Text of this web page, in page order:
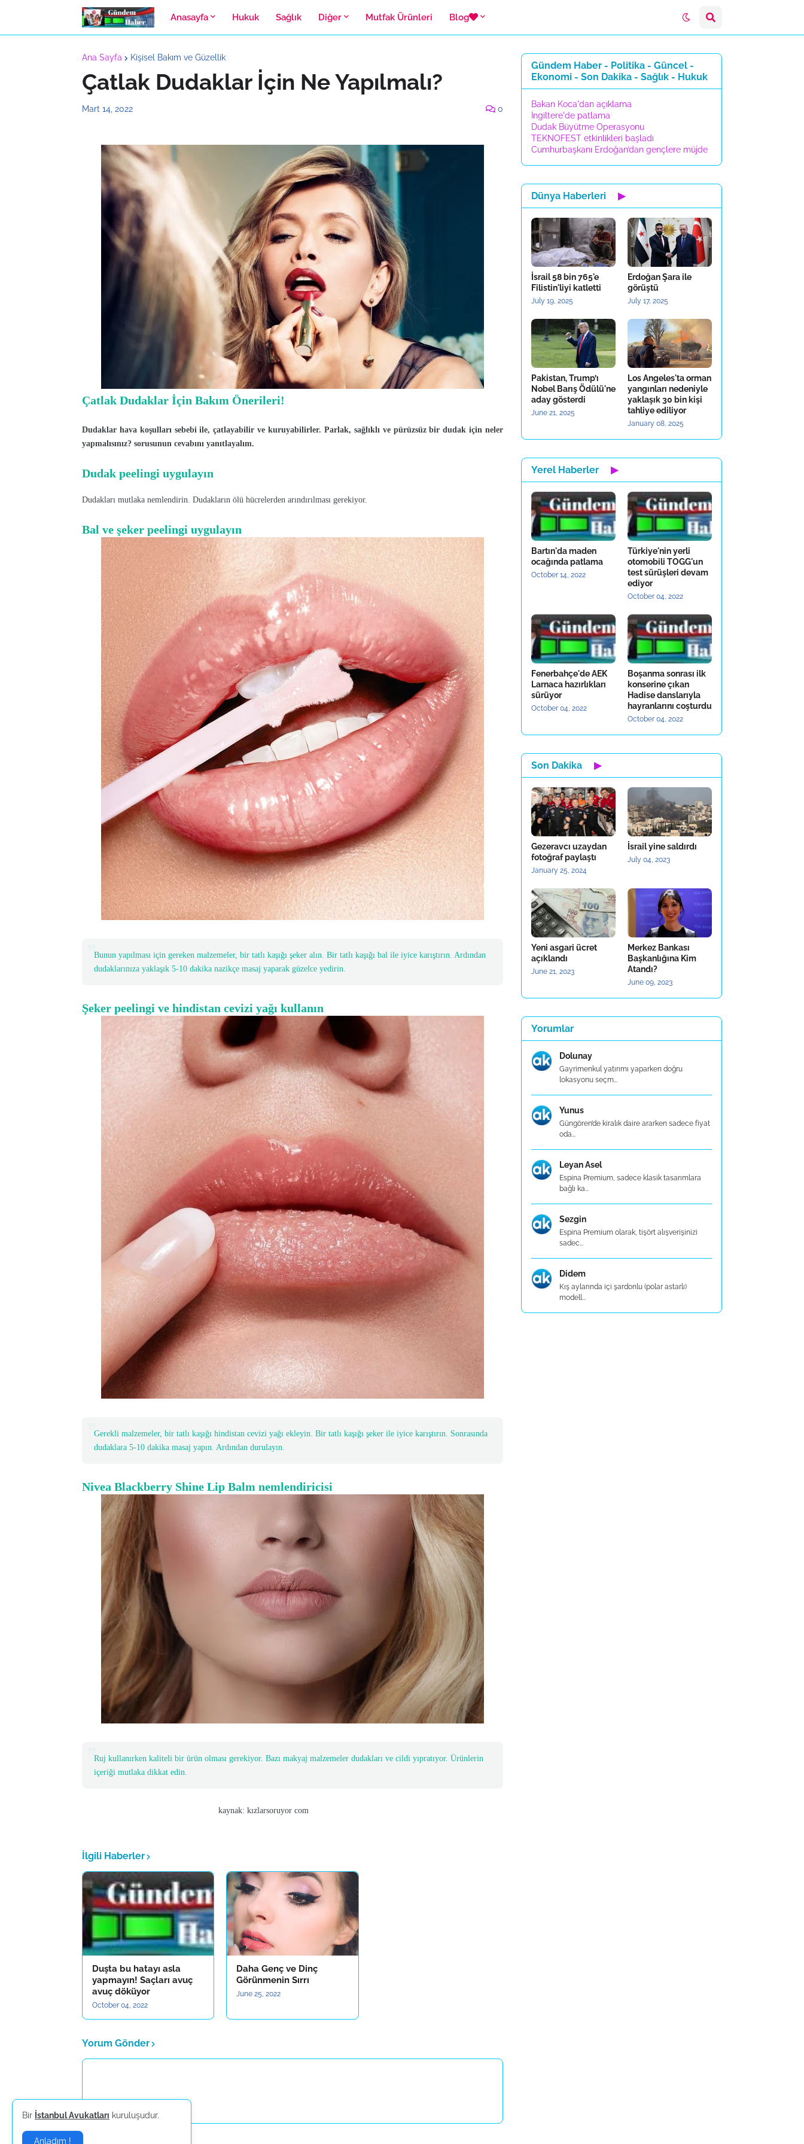
Anasayfa Hukuk Sağlık Diğer Mutfak Ürünleri Blog
Ana Sayfa Kişisel Bakım ve Güzellik
Çatlak Dudaklar İçin Ne Yapılmalı?
Mart 14, 2022 0
Çatlak Dudaklar İçin Bakım Önerileri!
Dudaklar hava koşulları sebebi ile, çatlayabilir ve kuruyabilirler. Parlak, sağlıklı ve pürüzsüz bir dudak için neler
yapmalısınız? sorusunun cevabını yanıtlayalım.
Dudak peelingi uygulayın
Dudakları mutlaka nemlendirin. Dudakların ölü hücrelerden arındırılması gerekiyor.
Bal ve şeker peelingi uygulayın
Bunun yapılması için gereken malzemeler, bir tatlı kaşığı şeker alın. Bir tatlı kaşığı bal ile iyice karıştırın. Ardından
dudaklarınıza yaklaşık 5-10 dakika nazikçe masaj yaparak güzelce yedirin.
Şeker peelingi ve hindistan cevizi yağı kullanın
Gerekli malzemeler, bir tatlı kaşığı hindistan cevizi yağı ekleyin. Bir tatlı kaşığı şeker ile iyice karıştırın. Sonrasında
dudaklara 5-10 dakika masaj yapın. Ardından durulayın.
Nivea Blackberry Shine Lip Balm nemlendiricisi
Ruj kullanırken kaliteli bir ürün olması gerekiyor. Bazı makyaj malzemeler dudakları ve cildi yıpratıyor. Ürünlerin
içeriği mutlaka dikkat edin.
kaynak: kızlarsoruyor com
İlgili Haberler
Duşta bu hatayı asla
yapmayın! Saçları avuç
avuç döküyor
October 04, 2022
Daha Genç ve Dinç
Görünmenin Sırrı
June 25, 2022
Yorum Gönder
Gündem Haber - Politika - Güncel -
Ekonomi - Son Dakika - Sağlık - Hukuk
Bakan Koca'dan açıklama
İngiltere'de patlama
Dudak Büyütme Operasyonu
TEKNOFEST etkinlikleri başladı
Cumhurbaşkanı Erdoğan’dan gençlere müjde
Dünya Haberleri ▶
İsrail 58 bin 765'e
Filistin'liyi katletti
July 19, 2025
Erdoğan Şara ile
görüştü
July 17, 2025
Pakistan, Trump’ı
Nobel Barış Ödülü'ne
aday gösterdi
June 21, 2025
Los Angeles'ta orman
yangınları nedeniyle
yaklaşık 30 bin kişi
tahliye ediliyor
January 08, 2025
Yerel Haberler ▶
Bartın'da maden
ocağında patlama
October 14, 2022
Türkiye'nin yerli
otomobili TOGG'un
test sürüşleri devam
ediyor
October 04, 2022
Fenerbahçe'de AEK
Larnaca hazırlıkları
sürüyor
October 04, 2022
Boşanma sonrası ilk
konserine çıkan
Hadise danslarıyla
hayranlarını coşturdu
October 04, 2022
Son Dakika ▶
Gezeravcı uzaydan
fotoğraf paylaştı
January 25, 2024
İsrail yine saldırdı
July 04, 2023
Yeni asgari ücret
açıklandı
June 21, 2023
Merkez Bankası
Başkanlığına Kim
Atandı?
June 09, 2023
Yorumlar
Dolunay
Gayrimenkul yatırımı yaparken doğru
lokasyonu seçm...
Yunus
Güngören’de kiralık daire ararken sadece fiyat
oda...
Leyan Asel
Espina Premium, sadece klasik tasarımlara
bağlı ka...
Sezgin
Espina Premium olarak, tişört alışverişinizi
sadec...
Didem
Kış aylarında içi şardonlu (polar astarlı)
modell...
Bir İstanbul Avukatları kuruluşudur.
Anladım !